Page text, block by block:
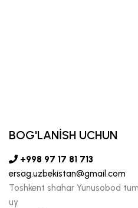
BOG'LANİSH UCHUN
+998 97 17 81 713
ersag.uzbekistan@gmail.com
Toshkent shahar Yunusobod
uy